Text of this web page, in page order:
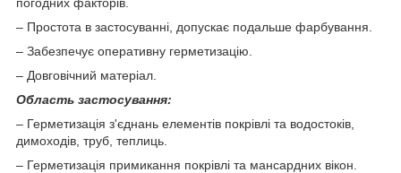
– Простота в застосуванні, допускає подальше фарбування.
– Забезпечує оперативну герметизацію.
– Довговічний матеріал.
Область застосування:
– Герметизація з'єднань елементів покрівлі та водостоків,
димоходів, труб, теплиць.
– Герметизація примикання покрівлі та мансардних вікон.